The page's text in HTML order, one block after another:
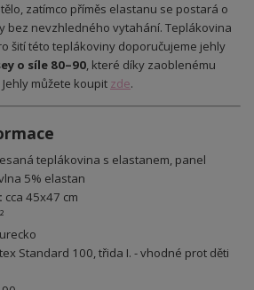
zatímco příměs elastanu se postará o
bez nevzhledného vytahání. Teplákovina
šití této teplákoviny doporučujeme jehly
o síle 80–90, které díky zaoblenému
můžete koupit zde.
teplákovina s elastanem, panel
5% elastan
cca 45x47 cm
Standard 100, třida I. - vhodné prot děti